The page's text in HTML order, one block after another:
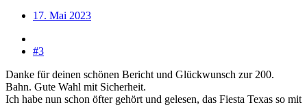
17. Mai 2023
#3
Danke für deinen schönen Bericht und Glückwunsch zur 200.
Bahn. Gute Wahl mit Sicherheit.
Ich habe nun schon öfter gehört und gelesen, das Fiesta Texas so mit